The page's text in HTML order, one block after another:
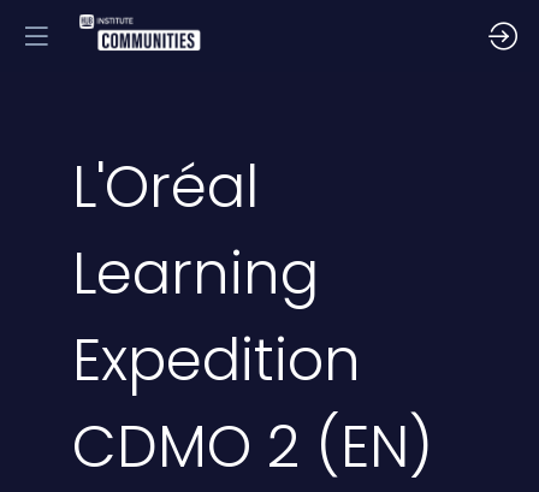
L'Oréal
Learning
Expedition
CDMO 2 (EN)